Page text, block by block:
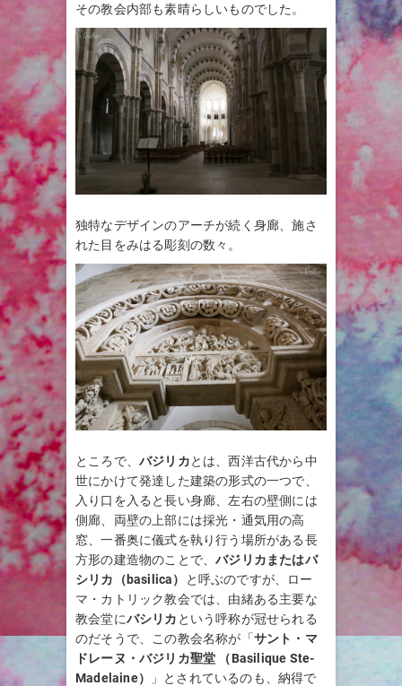
その教会内部も素晴らしいものでした。
独特なデザインのアーチが続く身廊、施さ
れた目をみはる彫刻の数々。
ところで、 バジリカとは、西洋古代から中
世にかけて発達した建築の形式の一つで、
入り口を入ると長い身廊、左右の壁側には
側廊、両壁の上部には採光・通気用の高
窓、一番奥に儀式を執り行う場所がある長
方形の建造物のことで、バジリカまたはバ
シリカ（basilica）
と呼ぶのですが、ロー
マ・カトリック教会では、由緒ある主要な
教会堂にバシリカ という呼称が冠せられる
のだそうで、この教会名称が「サント・マ
ドレーヌ・バジリカ聖堂 （Basilique Ste-
Madelaine）
」とされているのも、納得で